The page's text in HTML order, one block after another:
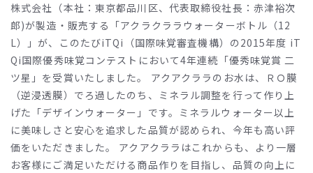
株式会社（本社：東京都品川区、代表取締役社長：赤津裕次
郎)が製造・販売する「アクラクララウォーターボトル（12
L）」が、このたびiTQi（国際味覚審査機構）の2015年度 iT
Qi国際優秀味覚コンテストにおいて4年連続「優秀味覚賞 二
ツ星」を受賞いたしました。 アクアクララのお水は、ＲＯ膜
（逆浸透膜）でろ過したのち、ミネラル調整を行って作り上
げた「デザインウォーター」です。ミネラルウォーター以上
に美味しさと安心を追求した品質が認められ、今年も高い評
価をいただきました。 アクアクララはこれからも、より一層
お客様にご満足いただける商品作りを目指し、品質の向上に